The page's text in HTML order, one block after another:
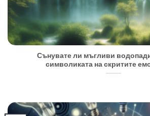
Сънувате ли мъгливи
символиката на скритите